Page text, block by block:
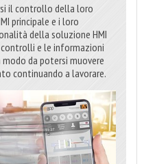
il controllo della loro
principale e i loro
della soluzione HMI
controlli e le informazioni
da potersi muovere
continuando a lavorare.